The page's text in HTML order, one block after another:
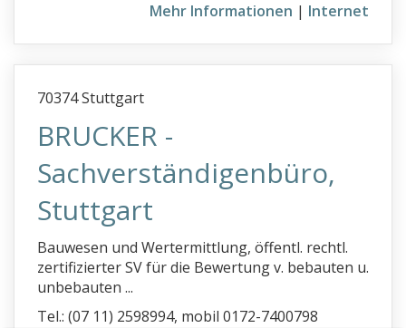
Mehr Informationen | Internet
70374 Stuttgart
BRUCKER -
Sachverständigenbüro,
Stuttgart
Bauwesen und Wertermittlung, öffentl. rechtl.
zertifizierter SV für die Bewertung v. bebauten u.
unbebauten ...
Tel.: (07 11) 2598994, mobil 0172-7400798